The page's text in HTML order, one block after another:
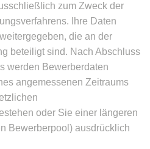
zum Zweck der
Ihre Daten
die an der
beteiligt sind. Nach Abschluss
werden Bewerberdaten
angemessenen Zeitraums
oder Sie einer längeren
Bewerberpool) ausdrücklich